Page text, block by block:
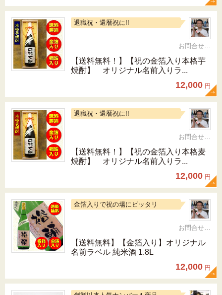
退職祝・還暦祝に!!
お問合せ 092-321-1597
【送料無料！】【祝の金箔入り本格芋
焼酎】 オリジナル名前入りラ...
12,000 円
退職祝・還暦祝に!!
お問合せ 092-321-1597
【送料無料！】【祝の金箔入り本格麦
焼酎】 オリジナル名前入りラ...
12,000 円
金箔入りで祝の場にピッタリ
お問合せ 092-321-1597
【送料無料】【金箔入り】オリジナル
名前ラベル 純米酒 1.8L
12,000 円